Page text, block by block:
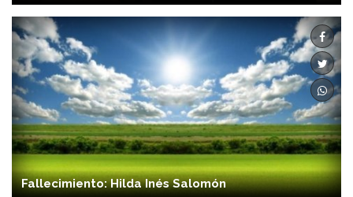
Fallecimiento: Hilda Inés Salomón